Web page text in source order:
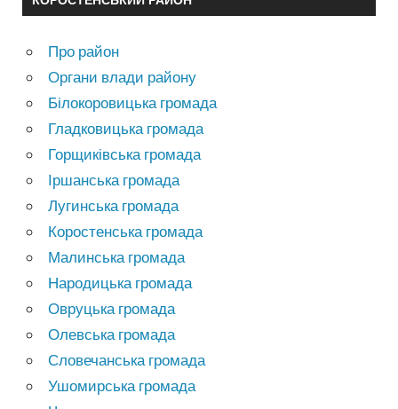
Про район
Органи влади району
Білокоровицька громада
Гладковицька громада
Горщиківська громада
Іршанська громада
Лугинська громада
Коростенська громада
Малинська громада
Народицька громада
Овруцька громада
Олевська громада
Словечанська громада
Ушомирська громада